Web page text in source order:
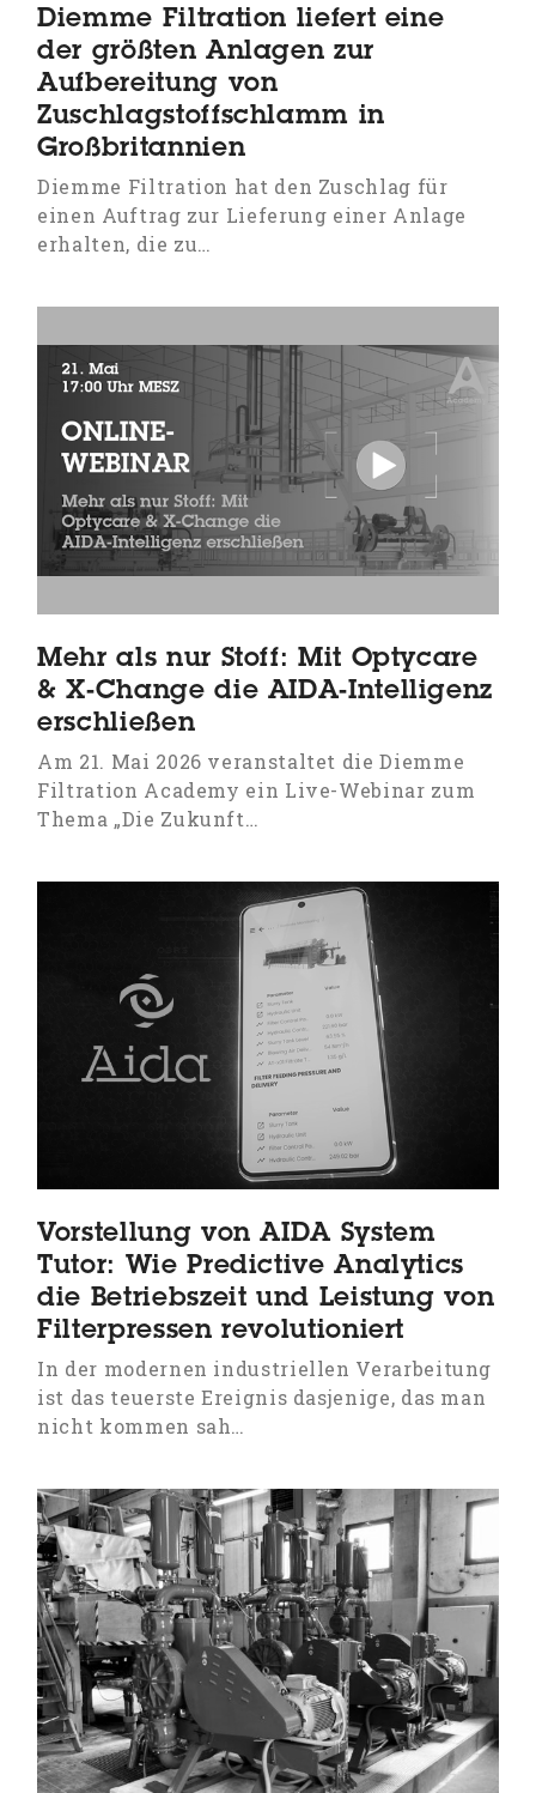
Diemme Filtration liefert eine
der größten Anlagen zur
Aufbereitung von
Zuschlagstoffschlamm in
Großbritannien
Diemme Filtration hat den Zuschlag für
einen Auftrag zur Lieferung einer Anlage
erhalten, die zu…
Mehr als nur Stoff: Mit Optycare
& X-Change die AIDA-Intelligenz
erschließen
Am 21. Mai 2026 veranstaltet die Diemme
Filtration Academy ein Live-Webinar zum
Thema „Die Zukunft…
Vorstellung von AIDA System
Tutor: Wie Predictive Analytics
die Betriebszeit und Leistung von
Filterpressen revolutioniert
In der modernen industriellen Verarbeitung
ist das teuerste Ereignis dasjenige, das man
nicht kommen sah…